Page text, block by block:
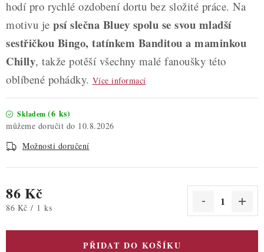
hodí pro rychlé ozdobení dortu bez složité práce. Na
motivu je psí slečna Bluey spolu se svou mladší
sestřičkou Bingo, tatínkem Banditou a maminkou
Chilly, takže potěší všechny malé fanoušky této
oblíbené pohádky. Více informací
Skladem (6 ks)
10.8.2026
Možnosti doručení
86 Kč
Měrná cena:
86 Kč / 1 ks
PŘIDAT DO KOŠÍKU